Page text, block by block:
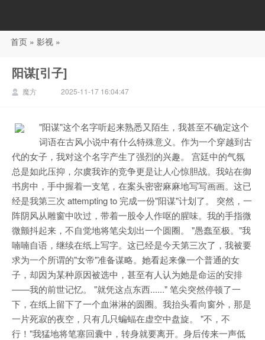
88影视
首页 » 影视 »
阳谋[引子]
魔方 2025-11-17 16:04:47
"阳谋"这个名字听起来熟悉又陌生，我甚至不确定这个
词语在古风小说中有什么特殊意义。作为一个穿越到古
代的女子，我对这个名字产生了强烈的兴趣。 宫廷中的气氛
总是如此压抑，尔虞我诈的竞争更是让人心惊胆战。我站在御
书房中，手中握着一支笔，在案头密密麻麻地写写画画。这已
经是我第三次 attempting to 完成一份"阳谋"计划了。 突然，一
阵阴风从雕窗中吹过，带着一股令人作呕的腥味。我的手指微
微颤抖起来，不自觉地将笔尖划出一个圆圈。 "愚蠢至极。"我
喃喃自语，继续在纸上写字。这已经是今天第三次了，我被要
求为一个所谓的"女帝"准备谋略。她看起来像一个普通的女
子，却因为某种原因被选中，甚至有人认为她是命运的安排
——我的前世记忆。 "就凭这点东西......" 笔尖突然停顿了一
下，在纸上留下了一个血淋淋的圆圈。我抬头看向窗外，那是
一片死寂的夜空，只有几只蝙蝠在虚空中盘旋。 "不，不
行！"我猛地将笔塞回囊中，转身就要离开。身后传来一声低